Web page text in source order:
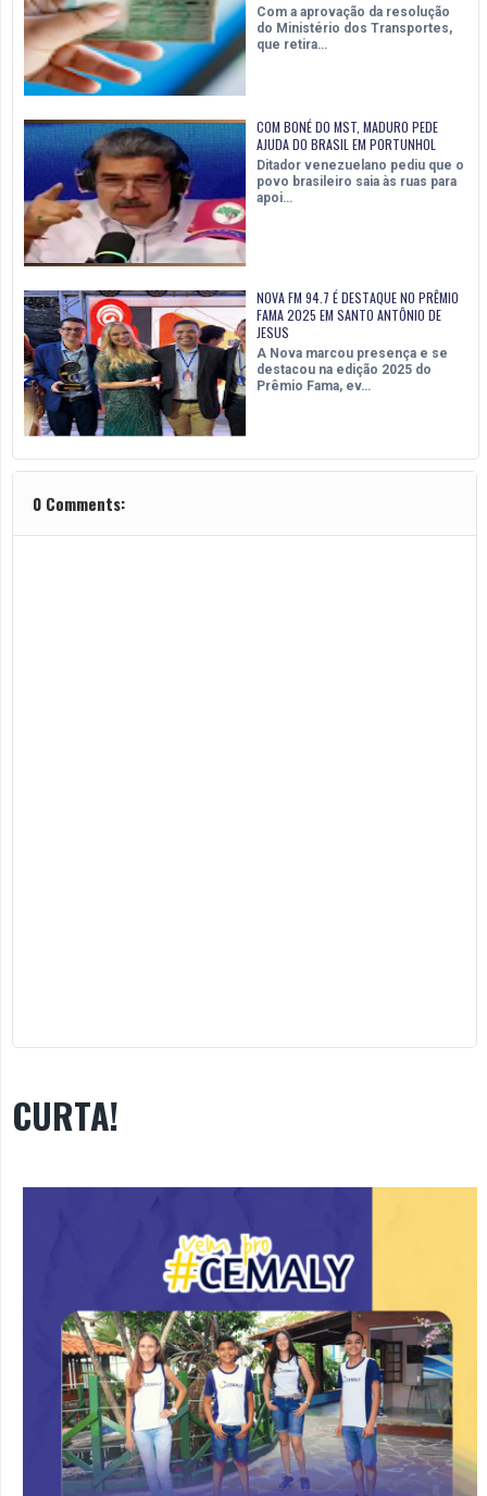
Com a aprovação da resolução
do Ministério dos Transportes,
que retira…
COM BONÉ DO MST, MADURO PEDE
AJUDA DO BRASIL EM PORTUNHOL
Ditador venezuelano pediu que o
povo brasileiro saia às ruas para
apoi…
NOVA FM 94.7 É DESTAQUE NO PRÊMIO
FAMA 2025 EM SANTO ANTÔNIO DE
JESUS
A Nova marcou presença e se
destacou na edição 2025 do
Prêmio Fama, ev…
0 Comments:
CURTA!